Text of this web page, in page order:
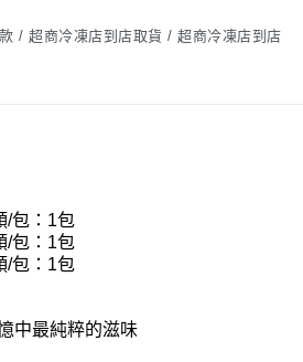
/ 超商冷凍店到店取貨 / 超商冷凍店到店
/包：1包
/包：1包
/包：1包
中最純粹的滋味